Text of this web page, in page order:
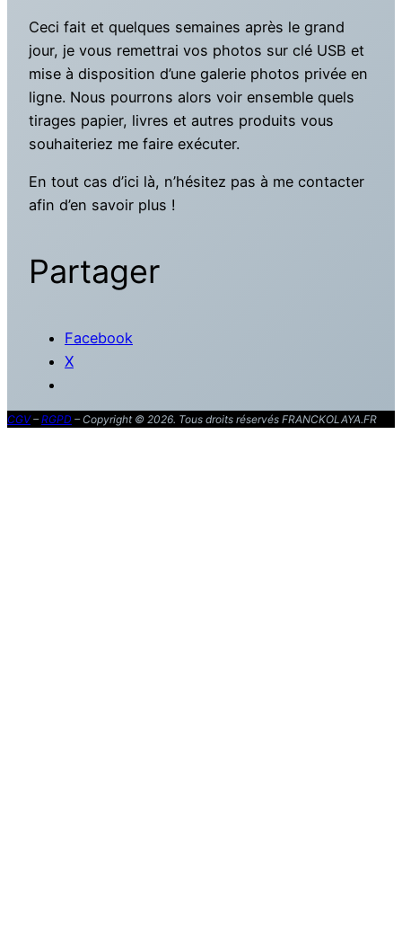
Ceci fait et quelques semaines après le grand
jour, je vous remettrai vos photos sur clé USB et
mise à disposition d’une galerie photos privée en
ligne. Nous pourrons alors voir ensemble quels
tirages papier, livres et autres produits vous
souhaiteriez me faire exécuter.
En tout cas d’ici là, n’hésitez pas à me contacter
afin d’en savoir plus !
Partager
Facebook
X
CGV–RGPD – Copyright © 2026. Tous droits réservés FRANCKOLAYA.FR